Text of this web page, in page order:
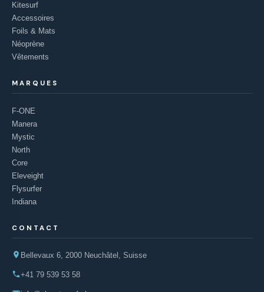
Kitesurf
Accessoires
Foils & Mats
Néoprène
Vêtements
MARQUES
F-ONE
Manera
Mystic
North
Core
Eleveight
Flysurfer
Indiana
CONTACT
Bellevaux 6, 2000 Neuchâtel, Suisse
+41 79 539 53 58